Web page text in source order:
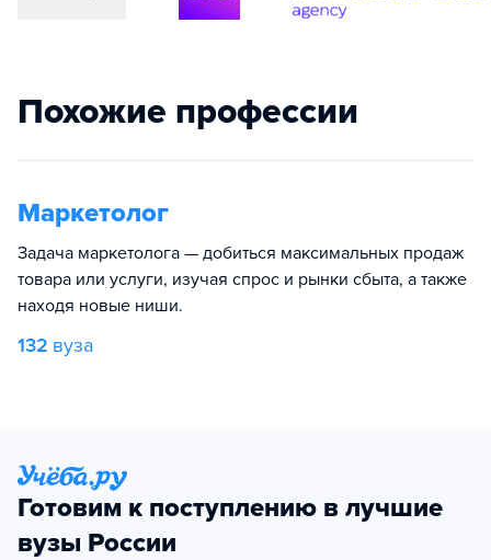
Похожие профессии
Маркетолог
Задача маркетолога — добиться максимальных продаж
товара или услуги, изучая спрос и рынки сбыта, а также
находя новые ниши.
132 вуза
Готовим к поступлению в лучшие
вузы России